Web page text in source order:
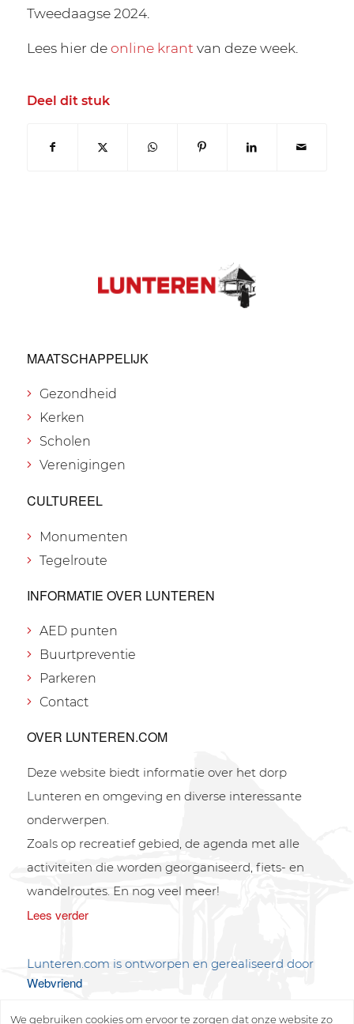
Tweedaagse 2024.
Lees hier deonline krant van deze week.
Deel dit stuk
MAATSCHAPPELIJK
Gezondheid
Kerken
Scholen
Verenigingen
CULTUREEL
Monumenten
Tegelroute
INFORMATIE OVER LUNTEREN
AED punten
Buurtpreventie
Parkeren
Contact
OVER LUNTEREN.COM
Deze website biedt informatie over het dorp
Lunteren en omgeving en diverse interessante
onderwerpen.
Zoals op recreatief gebied, de agenda met alle
activiteiten die worden georganiseerd, fiets- en
wandelroutes. En nog veel meer!
Lees verder
Lunteren.com is ontworpen en gerealiseerd door
Webvriend
We gebruiken cookies om ervoor te zorgen dat onze website zo